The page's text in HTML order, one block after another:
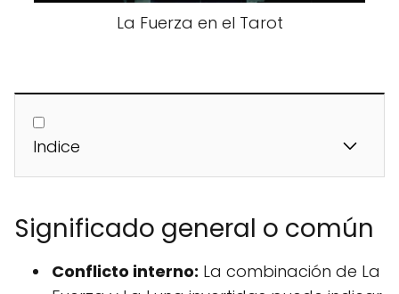
La Fuerza en el Tarot
Indice
Significado general o común
Conflicto interno: La combinación de La